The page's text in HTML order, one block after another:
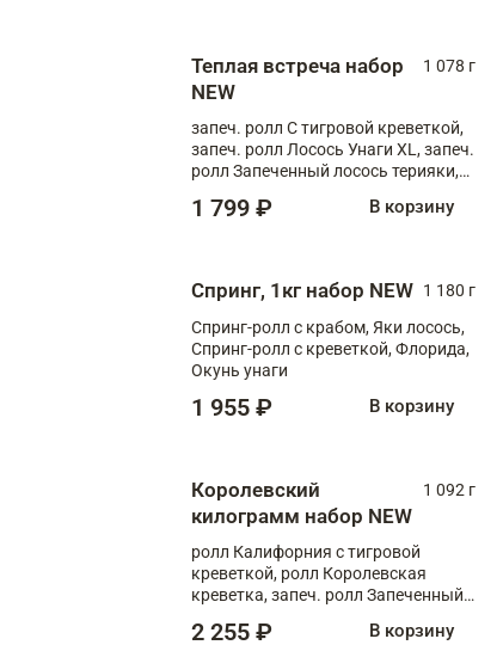
Теплая встреча набор
NEW
1 078 г
запеч. ролл С тигровой креветкой,
запеч. ролл Лосось Унаги XL, запеч.
ролл Запеченный лосось терияки,
1 799 ₽ В корзину
Спринг, 1кг набор NEW 1 180 г
Спринг-ролл с крабом, Яки лосось,
Спринг-ролл с креветкой, Флорида,
Окунь унаги
1 955 ₽ В корзину
Королевский
килограмм набор NEW
1 092 г
ролл Калифорния с тигровой
креветкой, ролл Королевская
креветка, запеч. ролл Запеченный
XL, запеч. ролл Крабик Хот
2 255 ₽ В корзину